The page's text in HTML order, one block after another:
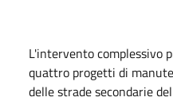
L'intervento complessivo
quattro progetti di
delle strade secondarie